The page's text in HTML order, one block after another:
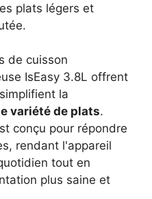
plats légers et
de cuisson
IsEasy 3.8L offrent
la
variété de plats.
conçu pour répondre
rendant l'appareil
tout en
plus saine et